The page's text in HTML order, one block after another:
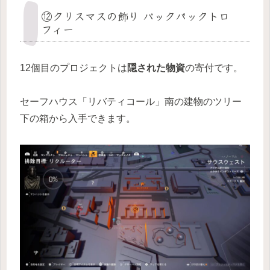
⑫クリスマスの飾り バックパックトロ
フィー
12個目のプロジェクトは隠された物資の寄付です。
セーフハウス「リバティコール」南の建物のツリー
下の箱から入手できます。